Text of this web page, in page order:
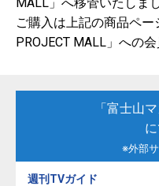
ご購入は上記の商品ペー
PROJECT MALL」への
「富士山
※外部サ
週刊TVガイド